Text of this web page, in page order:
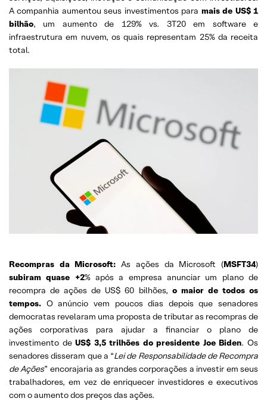
A companhia aumentou seus investimentos para mais de US$ 1
bilhão, um aumento de 129% vs. 3T20 em software e
infraestrutura em nuvem, os quais representam 25% da receita
total.
Recompras da Microsoft:As ações da Microsoft (MSFT34)
subiram quase +2% após a empresa anunciar um plano de
recompra de ações de US$ 60 bilhões, o maior de todos os
tempos. O anúncio vem poucos dias depois que senadores
democratas revelaram uma proposta de tributar as recompras de
ações corporativas para ajudar a financiar o plano de
investimento deUS$ 3,5 trilhões do presidente Joe Biden. Os
senadores disseram que a “Lei de Responsabilidade de Recompra
de Ações” encorajaria as grandes corporações a investir em seus
trabalhadores, em vez de enriquecer investidores e executivos
com o aumento dos preços das ações.